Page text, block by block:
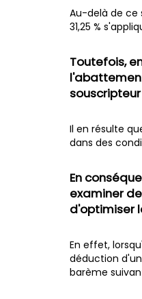
Au-delà de ce
31,25 %
Toutefois,
Il en résulte
dans des
En
examiner
d'optimiser
En effet,
déduction
barème